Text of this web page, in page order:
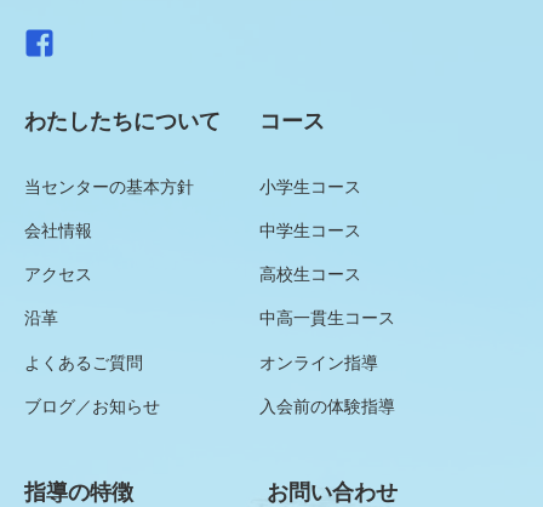
わたしたちについて
当センターの基本方針
会社情報
アクセス
沿革
よくあるご質問
ブログ／お知らせ
コース
小学生コース
中学生コース
高校生コース
中高一貫生コース
オンライン指導
入会前の体験指導
指導の特徴 お問い合わせ